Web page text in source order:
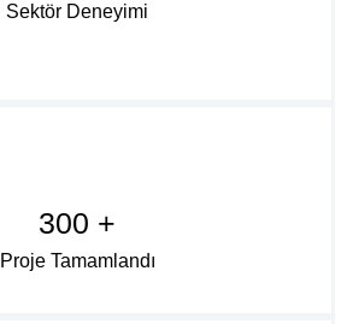
Sektör Deneyimi
300 +
Proje Tamamlandı